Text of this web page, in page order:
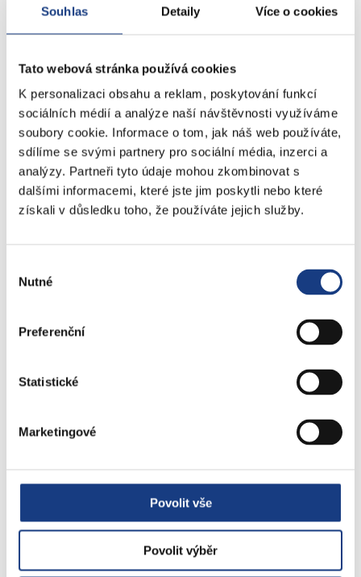
Souhlas Detaily Více o cookies
Tato webová stránka používá cookies
K personalizaci obsahu a reklam, poskytování funkcí
sociálních médií a analýze naší návštěvnosti využíváme
soubory cookie. Informace o tom, jak náš web používáte,
sdílíme se svými partnery pro sociální média, inzerci a
analýzy. Partneři tyto údaje mohou zkombinovat s
dalšími informacemi, které jste jim poskytli nebo které
získali v důsledku toho, že používáte jejich služby.
souhlasu
Nutné
Preferenční
Statistické
Marketingové
Povolit vše
Povolit výběr
KONTAKTY
nám. 14. října 4
Podatelna
Sociální záležitosti
Živnostenské záležitosti
Stavební záležitosti
Školské záležitosti
Přestupky dopravní - objektivní odpovědnost
Vedení MČ
Czech POINT
Matriční záležitosti
Poplatky
Přestupky obecné
Volby